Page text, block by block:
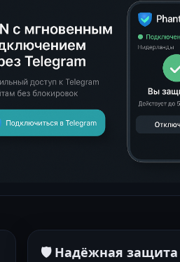
🛡️ Надёжная защита